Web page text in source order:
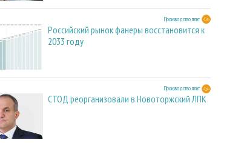
Производство плит
Российский рынок фанеры восстановится к
2033 году
Производство плит
СТОД реорганизовали в Новоторжский ЛПК